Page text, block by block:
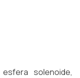
solenoide,